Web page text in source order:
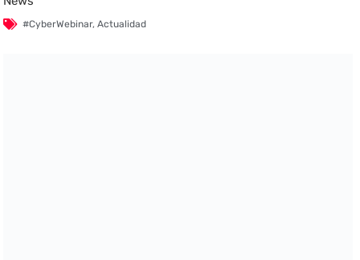
#CyberWebinar,Actualidad